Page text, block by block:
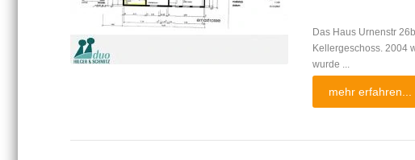
Das Haus Urnenstr
Kellergeschoss. 2004
wurde ...
mehr erfahren...